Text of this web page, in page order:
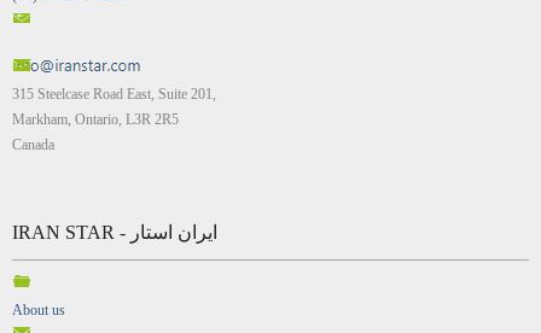
315 Steelcase Road East, Suite 201,
Markham, Ontario, L3R 2R5
Canada
IRAN STAR - ایران استار
About us